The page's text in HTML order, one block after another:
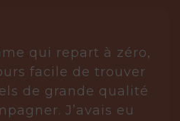
qui repart à zéro,
facile de trouver
de grande qualité
J’avais eu